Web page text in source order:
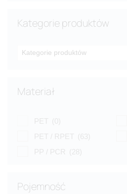
Kategorie produktów
Kategorie produktów
Materiał
PET (0)
PET / RPET (63)
PP / PCR (28)
Pojemność